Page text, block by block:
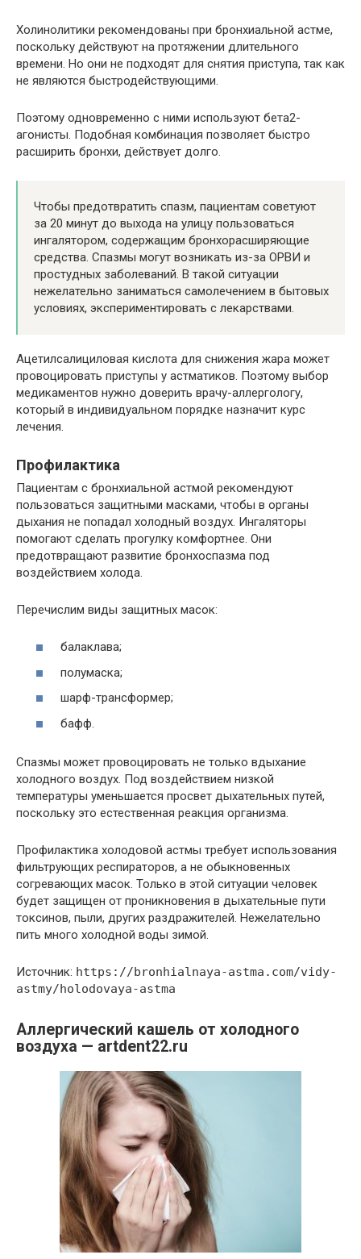
Холинолитики рекомендованы при бронхиальной астме,
поскольку действуют на протяжении длительного
времени. Но они не подходят для снятия приступа, так как
не являются быстродействующими.
Поэтому одновременно с ними используют бета2-
агонисты. Подобная комбинация позволяет быстро
расширить бронхи, действует долго.
Чтобы предотвратить спазм, пациентам советуют
за 20 минут до выхода на улицу пользоваться
ингалятором, содержащим бронхорасширяющие
средства. Спазмы могут возникать из-за ОРВИ и
простудных заболеваний. В такой ситуации
нежелательно заниматься самолечением в бытовых
условиях, экспериментировать с лекарствами.
Ацетилсалициловая кислота для снижения жара может
провоцировать приступы у астматиков. Поэтому выбор
медикаментов нужно доверить врачу-аллергологу,
который в индивидуальном порядке назначит курс
лечения.
Профилактика
Пациентам с бронхиальной астмой рекомендуют
пользоваться защитными масками, чтобы в органы
дыхания не попадал холодный воздух. Ингаляторы
помогают сделать прогулку комфортнее. Они
предотвращают развитие бронхоспазма под
воздействием холода.
Перечислим виды защитных масок:
балаклава;
полумаска;
шарф-трансформер;
бафф.
Спазмы может провоцировать не только вдыхание
холодного воздух. Под воздействием низкой
температуры уменьшается просвет дыхательных путей,
поскольку это естественная реакция организма.
Профилактика холодовой астмы требует использования
фильтрующих респираторов, а не обыкновенных
согревающих масок. Только в этой ситуации человек
будет защищен от проникновения в дыхательные пути
токсинов, пыли, других раздражителей. Нежелательно
пить много холодной воды зимой.
Источник: https://bronhialnaya-astma.com/vidy-
astmy/holodovaya-astma
Аллергический кашель от холодного
воздуха — artdent22.ru